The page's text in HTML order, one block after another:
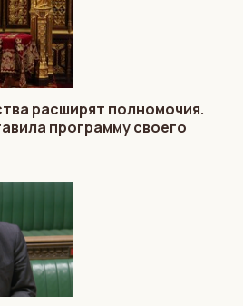
расширят полномочия.
программу своего